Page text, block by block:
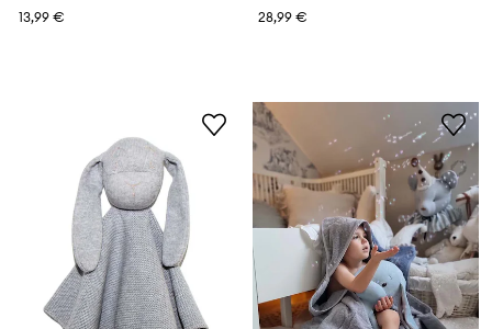
13,99 €
28,99 €